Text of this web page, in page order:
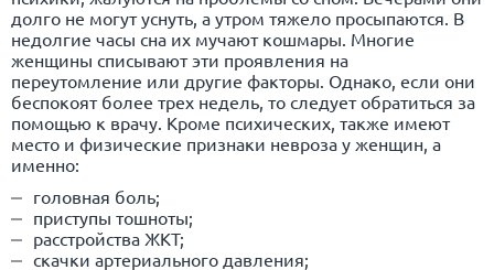
долго не могут уснуть, а утром тяжело просыпаются. В
недолгие часы сна их мучают кошмары. Многие
женщины списывают эти проявления на
переутомление или другие факторы. Однако, если они
беспокоят более трех недель, то следует обратиться за
помощью к врачу. Кроме психических, также имеют
место и физические признаки невроза у женщин, а
именно:
головная боль;
приступы тошноты;
расстройства ЖКТ;
скачки артериального давления;